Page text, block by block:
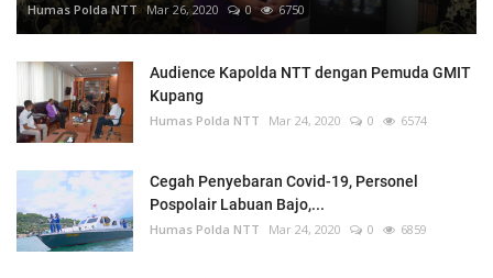
Humas Polda NTT Mar 26, 2020 0 6750
Audience Kapolda NTT dengan Pemuda GMIT
Kupang
Humas Polda NTT Mar 24, 2020 0 6574
Cegah Penyebaran Covid-19, Personel
Pospolair Labuan Bajo,...
Humas Polda NTT Mar 24, 2020 0 6859